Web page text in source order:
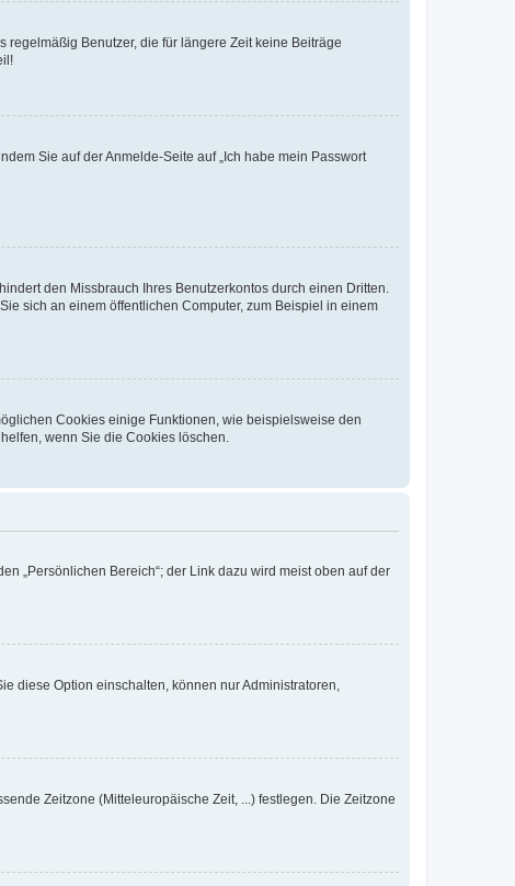
regelmäßig Benutzer, die für längere Zeit keine Beiträge
Sie auf der Anmelde-Seite auf „Ich habe mein Passwort
den Missbrauch Ihres Benutzerkontos durch einen Dritten.
sich an einem öffentlichen Computer, zum Beispiel in einem
Cookies einige Funktionen, wie beispielsweise den
wenn Sie die Cookies löschen.
„Persönlichen Bereich“; der Link dazu wird meist oben auf der
diese Option einschalten, können nur Administratoren,
Zeitzone (Mitteleuropäische Zeit, ...) festlegen. Die Zeitzone